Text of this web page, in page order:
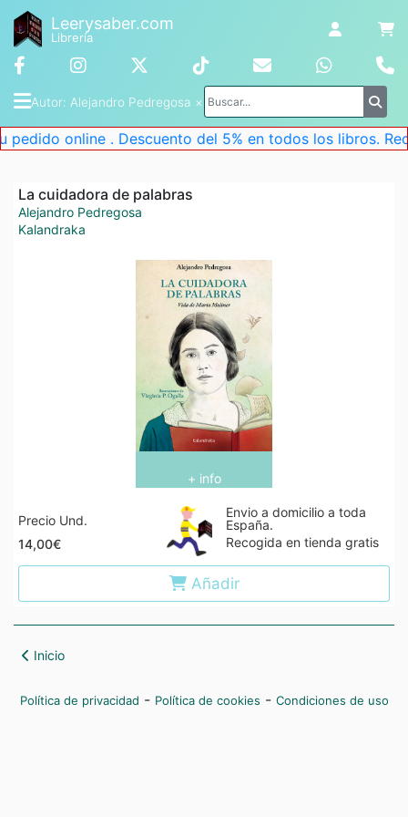
Leerysaber.com
Librería
Autor: Alejandro Pedregosa ×
pedido online . Descuento del 5% en todos los libros.
La cuidadora de palabras
Alejandro Pedregosa
Kalandraka
+ info
Precio Und.
14,00€
Envio a domicilio a toda
España.
Recogida en tienda gratis
Añadir
Inicio
Política de privacidad - Política de cookies - Condiciones de uso